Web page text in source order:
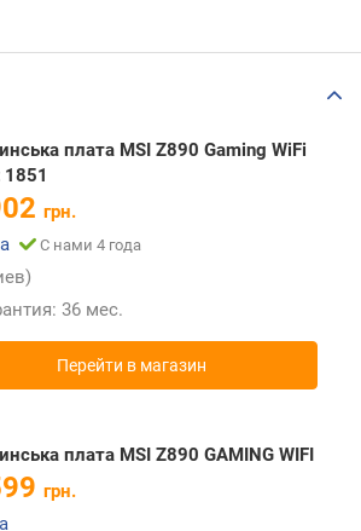
плата MSI Z890 Gaming WiFi
1851
грн.
С нами 4 года
36 мес.
Перейти в магазин
плата MSI Z890 GAMING WIFI
грн.